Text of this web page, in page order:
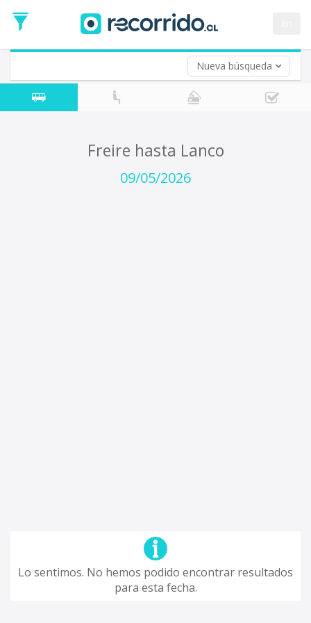
Nueva búsqueda
de
Ida
Vuelta (opcional)
Fecha
de
Freire hasta Lanco
09/05/2026
Lo sentimos. No hemos podido encontrar resultados
para esta fecha.